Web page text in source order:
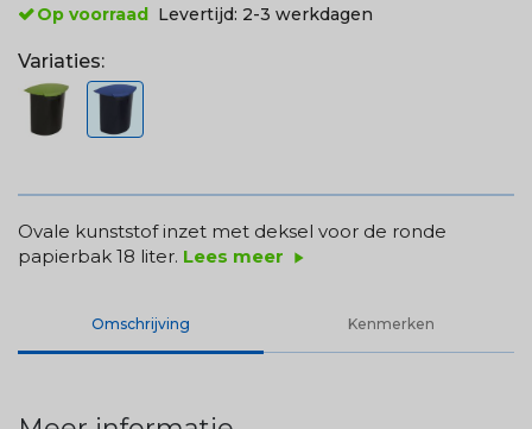
Op voorraad Levertijd: 2-3 werkdagen
Variaties:
Ovale kunststof inzet met deksel voor de ronde
papierbak 18 liter. Lees meer play_arrow
Omschrijving Kenmerken